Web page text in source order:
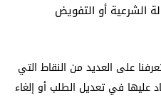
الشرعية أو التفويض
على العديد من النقاط التي
في تعديل الطلب أو إلغاء